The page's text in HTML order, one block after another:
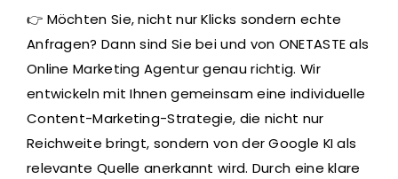
👉 Möchten Sie, nicht nur Klicks sondern echte
Anfragen? Dann sind Sie bei und von ONETASTE als
Online Marketing Agentur genau richtig. Wir
entwickeln mit Ihnen gemeinsam eine individuelle
Content-Marketing-Strategie, die nicht nur
Reichweite bringt, sondern von der Google KI als
relevante Quelle anerkannt wird. Durch eine klare